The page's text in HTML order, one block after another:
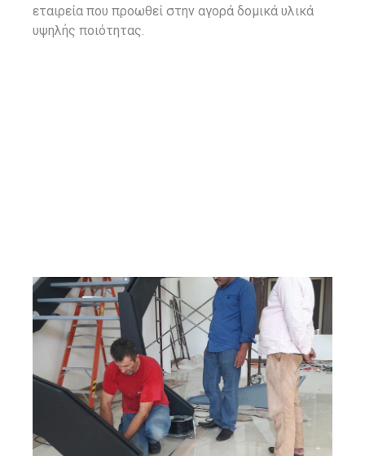
εταιρεία που προωθεί στην αγορά δομικά υλικά
υψηλής ποιότητας.